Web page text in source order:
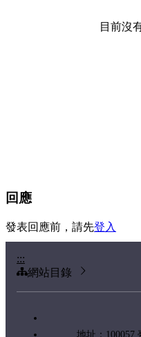
目前沒
回應
發表回應前，請先登入
:::
網站目錄
地址：100057